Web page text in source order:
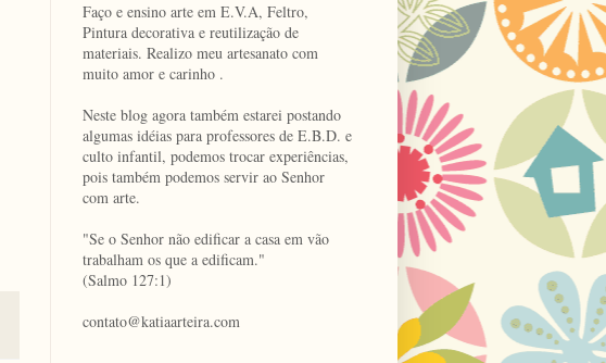
Faço e ensino arte em E.V.A, Feltro,
Pintura decorativa e reutilização de
materiais. Realizo meu artesanato com
muito amor e carinho .
Neste blog agora também estarei postando
algumas idéias para professores de E.B.D. e
culto infantil, podemos trocar experiências,
pois também podemos servir ao Senhor
com arte.
"Se o Senhor não edificar a casa em vão
trabalham os que a edificam."
(Salmo 127:1)
contato@katiaarteira.com